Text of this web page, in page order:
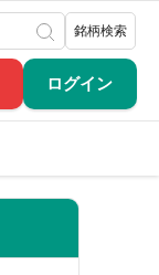
ログイン
銘柄検索